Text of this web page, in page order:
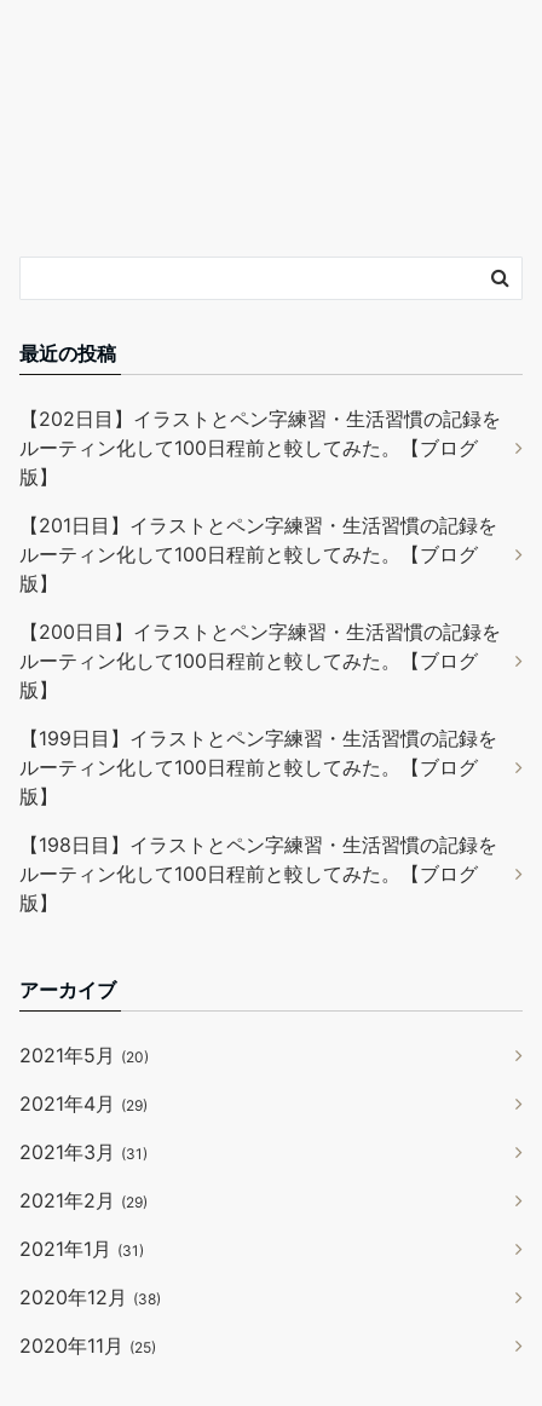
最近の投稿
【202日目】イラストとペン字練習・生活習慣の記録を
ルーティン化して100日程前と較してみた。【ブログ
版】
【201日目】イラストとペン字練習・生活習慣の記録を
ルーティン化して100日程前と較してみた。【ブログ
版】
【200日目】イラストとペン字練習・生活習慣の記録を
ルーティン化して100日程前と較してみた。【ブログ
版】
【199日目】イラストとペン字練習・生活習慣の記録を
ルーティン化して100日程前と較してみた。【ブログ
版】
【198日目】イラストとペン字練習・生活習慣の記録を
ルーティン化して100日程前と較してみた。【ブログ
版】
アーカイブ
2021年5月 (20)
2021年4月 (29)
2021年3月 (31)
2021年2月 (29)
2021年1月 (31)
2020年12月 (38)
2020年11月 (25)